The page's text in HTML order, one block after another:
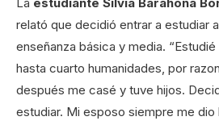
La estudiante Silvia Barahona
relató que decidió entrar a estudiar
enseñanza básica y media.
hasta cuarto humanidades, por
después me casé y tuve hijos.
estudiar. Mi esposo siempre me dio